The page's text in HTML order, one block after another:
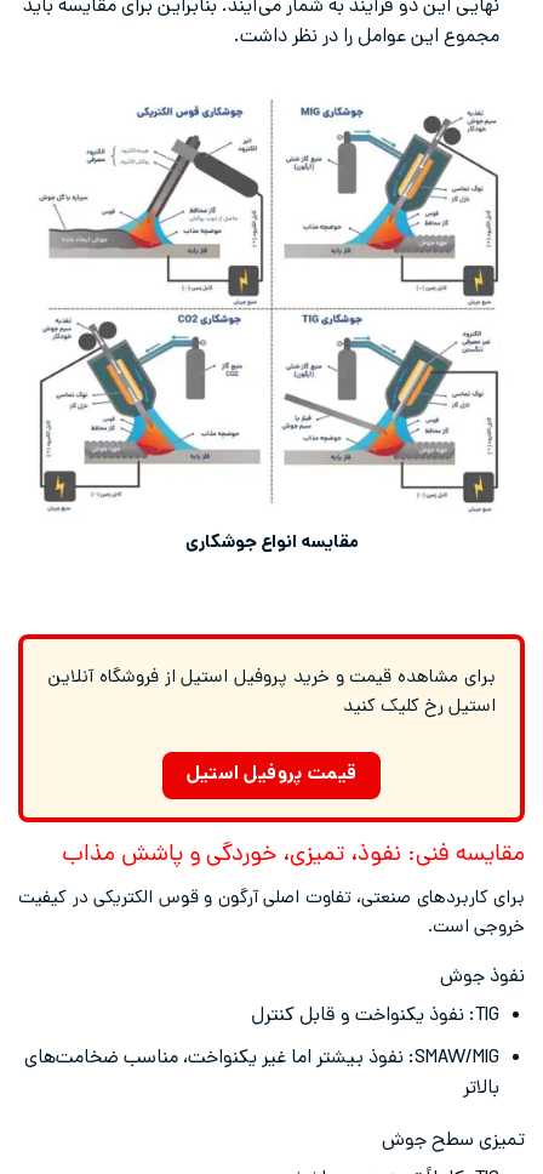
نهایی این دو فرآیند به شمار می‌آیند. بنابراین برای مقایسه باید
مجموع این عوامل را در نظر داشت.
مقایسه انواع جوشکاری
برای مشاهده قیمت و خرید پروفیل استیل از فروشگاه آنلاین
استیل رخ کلیک کنید
قیمت پروفیل استیل
مقایسه فنی: نفوذ، تمیزی، خوردگی و پاشش مذاب
برای کاربردهای صنعتی، تفاوت اصلی آرگون و قوس الکتریکی در کیفیت
خروجی است.
نفوذ جوش
TIG: نفوذ یکنواخت و قابل کنترل
SMAW/MIG: نفوذ بیشتر اما غیر یکنواخت، مناسب ضخامت‌های
بالاتر
تمیزی سطح جوش